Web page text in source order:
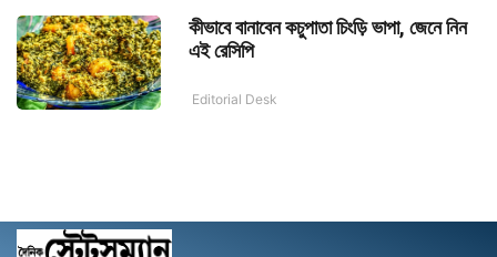
কীভাবে বানাবেন কচুপাতা চিংড়ি ভাপা, জেনে নিন
এই রেসিপি
Editorial Desk